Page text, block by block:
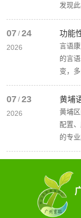
发现此
07 / 24
2026
功能
言语
的言
变，多
07 / 23
2026
黄埔
黄埔
配置
的专业